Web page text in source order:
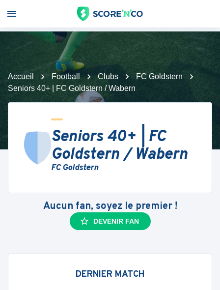
Accueil Football Clubs
FC Goldstern
Seniors 40+ | FC Goldstern / Wabern
Seniors 40+ | FC
Goldstern / Wabern
FC Goldstern
Aucun fan, soyez le premier !
DEVENIR FAN
DERNIER MATCH